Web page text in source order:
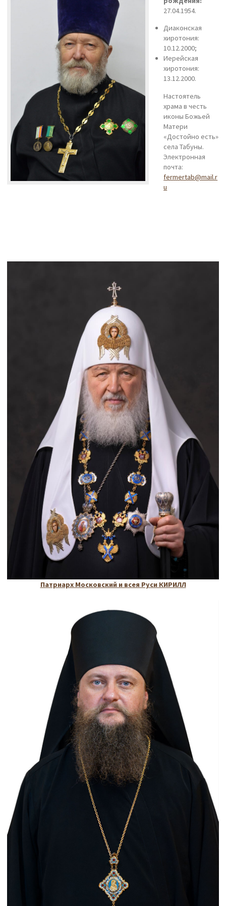
27.04.1954.
Диаконская
хиротония:
10.12.2000;
Иерейская
хиротония:
13.12.2000.
Настоятель
храма в честь
иконы Божьей
Матери
«Достойно есть»
села Табуны.
Электронная
почта:
fermertab@mail.r
u
Патриарх Московский и всея Руси КИРИЛЛ